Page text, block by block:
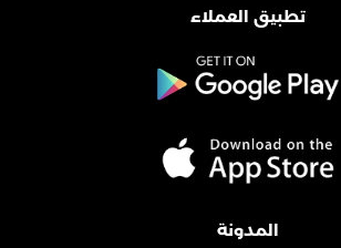
تطبيق العملاء
المدونة